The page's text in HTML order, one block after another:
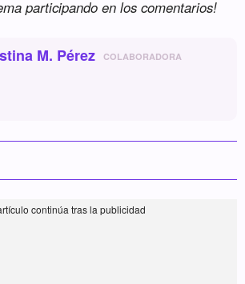
participando en los comentarios!
M. Pérez COLABORADORA